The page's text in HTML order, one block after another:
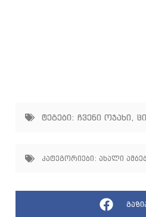
ტეგები: ჩვენი ოჯახი
კატეგორიები: ახალი